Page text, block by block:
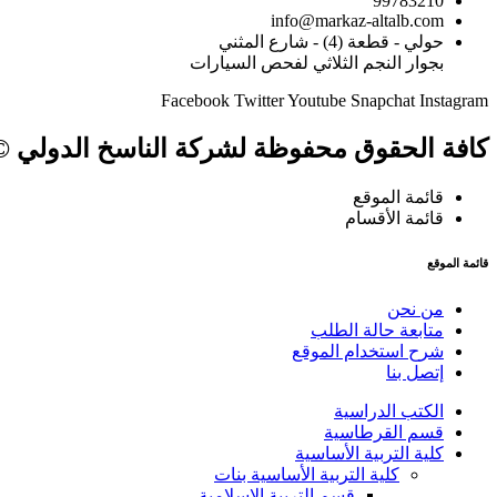
info@markaz-altalb.com
حولي - قطعة (4) - شارع المثني
بجوار النجم الثلاثي لفحص السيارات
Facebook TwitterYoutube Snapchat Instagram
كافة الحقوق محفوظة لشركة الناسخ الدولي ©
قائمة الموقع
قائمة الأقسام
قائمة الموقع
من نحن
متابعة حالة الطلب
شرح استخدام الموقع
إتصل بنا
الكتب الدراسية
قسم القرطاسية
كلية التربية الأساسية
كلية التربية الأساسية بنات